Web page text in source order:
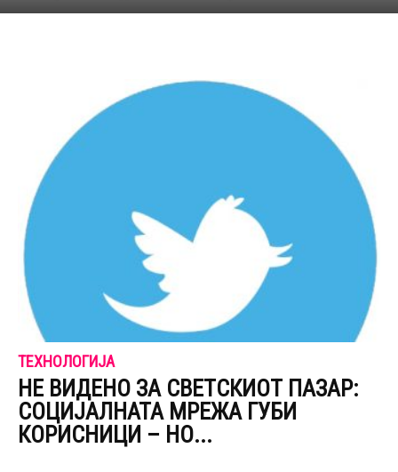
ТЕХНОЛОГИЈА
НЕ ВИДЕНО ЗА СВЕТСКИОТ ПАЗАР:
СОЦИЈАЛНАТА МРЕЖА ГУБИ
КОРИСНИЦИ – НО...